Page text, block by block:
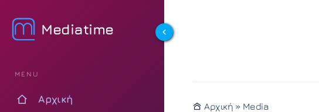
Mediatime
MENU
Αρχική
Αρχική » Media